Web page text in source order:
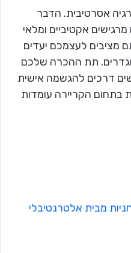
אסרטיבית. הדבר
אקטיביים ומלאי
מציבים לעצמכם יעדים
תת ההכרה שלכם
דרכים להגשמה אישית
בתחום הקריירה עומדות
מבית אלטרנטיבלי